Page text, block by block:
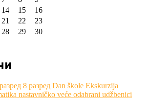
14 15
16
21 22
23
28 29
30
8 разред Dan škole Ekskurzija
nastavničko veće odabrani udžbenici